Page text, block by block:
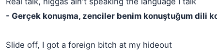
- Gerçek konuşma, zenciler benim konuştuğum dili
Slide off, I got a foreign bitch at my hideout